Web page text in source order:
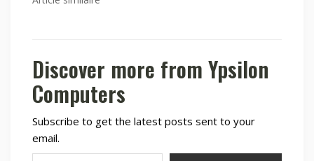
Discover more from Ypsilon
Computers
Subscribe to get the latest posts sent to your
email.
Type your email…